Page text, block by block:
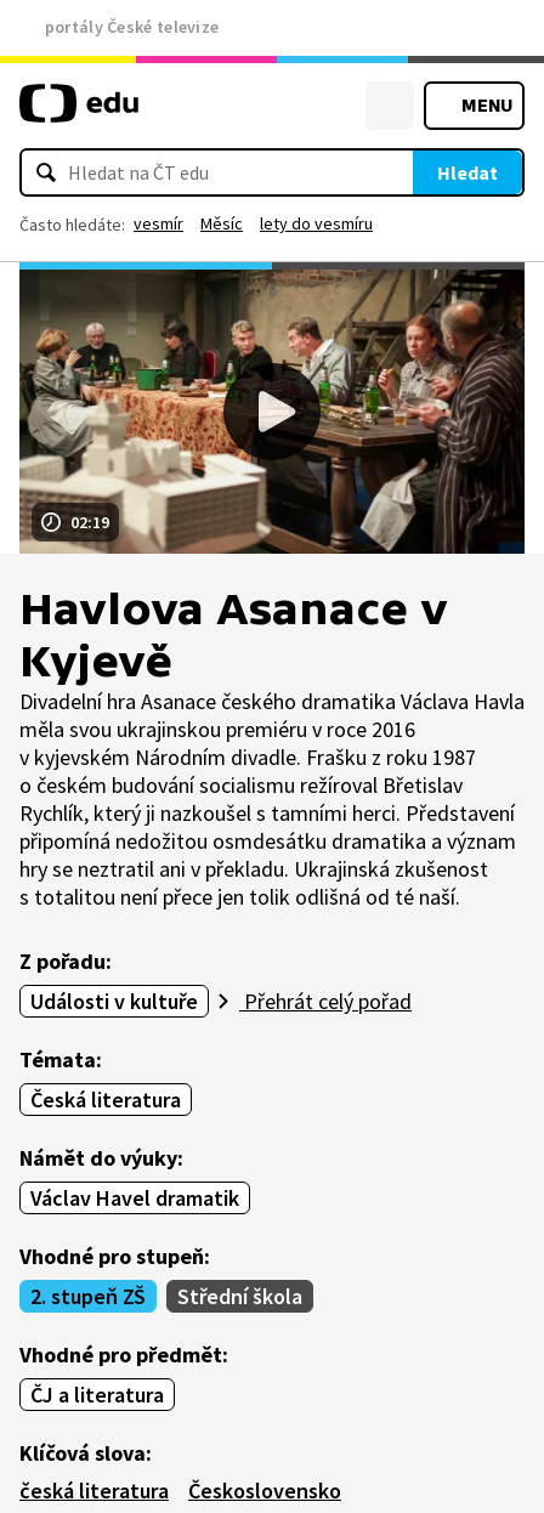
portály České televize
MENU
Hledat
Často hledáte: vesmír Měsíc lety do vesmíru
02:19
Havlova Asanace v
Kyjevě
Divadelní hra Asanace českého dramatika Václava Havla
měla svou ukrajinskou premiéru v roce 2016
v kyjevském Národním divadle. Frašku z roku 1987
o českém budování socialismu režíroval Břetislav
Rychlík, který ji nazkoušel s tamními herci. Představení
připomíná nedožitou osmdesátku dramatika a význam
hry se neztratil ani v překladu. Ukrajinská zkušenost
s totalitou není přece jen tolik odlišná od té naší.
Z pořadu:
Události v kultuře
Přehrát celý pořad
Témata:
Česká literatura
Námět do výuky:
Václav Havel dramatik
Vhodné pro stupeň:
2. stupeň ZŠ
Střední škola
Vhodné pro předmět:
ČJ a literatura
Klíčová slova:
česká literatura
Československo